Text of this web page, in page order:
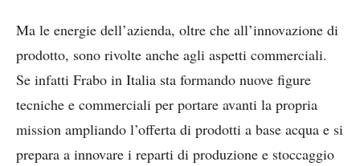
Ma le energie dell’azienda, oltre che all’innovazione di
prodotto, sono rivolte anche agli aspetti commerciali.
Se infatti Frabo in Italia sta formando nuove figure
tecniche e commerciali per portare avanti la propria
mission ampliando l’offerta di prodotti a base acqua e si
prepara a innovare i reparti di produzione e stoccaggio